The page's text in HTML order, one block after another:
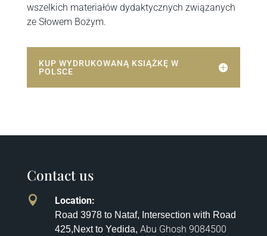
wszelkich materiałów dydaktycznych związanych
ze Słowem Bożym.
KUP WYDRUKOWANĄ KSIĄŻKĘ W
POLSCE
Contact us
 Location:
Road 3978 to Nataf, Intersection with Road
425,Next to Yedida, Abu Ghosh 9084500